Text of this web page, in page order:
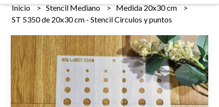
Inicio Stencil Mediano
Medida 20x30 cm
ST 5350 de 20x30 cm - Stencil Circulos y puntos